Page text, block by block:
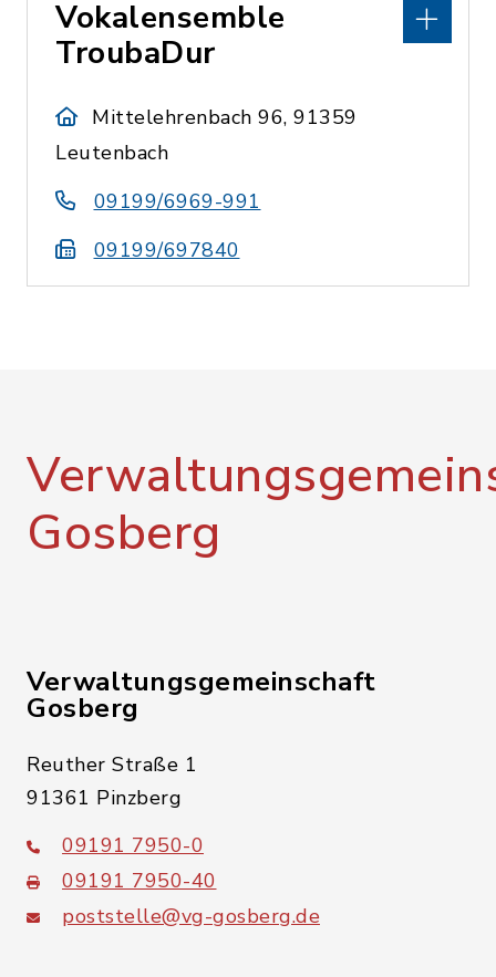
Vokalensemble
TroubaDur
Mittelehrenbach 96, 91359
Leutenbach
09199/6969-991
09199/697840
Gosberg
Verwaltungsgemeinschaft
Gosberg
Reuther Straße 1
91361 Pinzberg
09191 7950-0
09191 7950-40
poststelle@vg-gosberg.de